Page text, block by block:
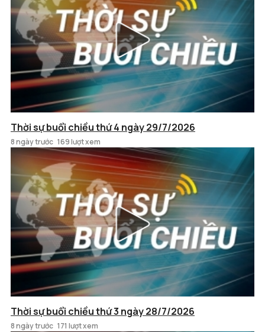
Thời sự buổi chiều thứ 4 ngày 29/7/2026
8 ngày trước 169 lượt xem
Thời sự buổi chiều thứ 3 ngày 28/7/2026
8 ngày trước 171 lượt xem